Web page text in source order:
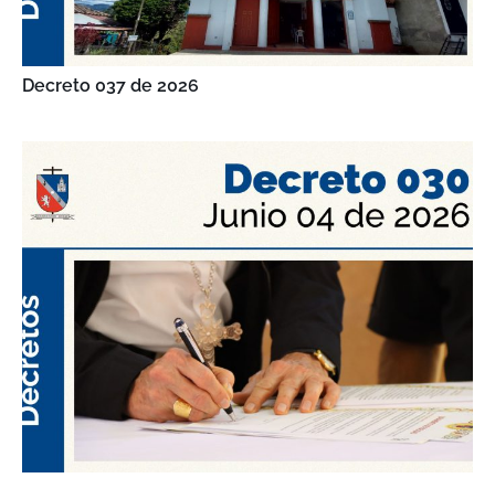
Decreto 037 de 2026